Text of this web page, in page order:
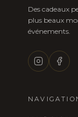
Des cadeaux
plus beaux
événements.